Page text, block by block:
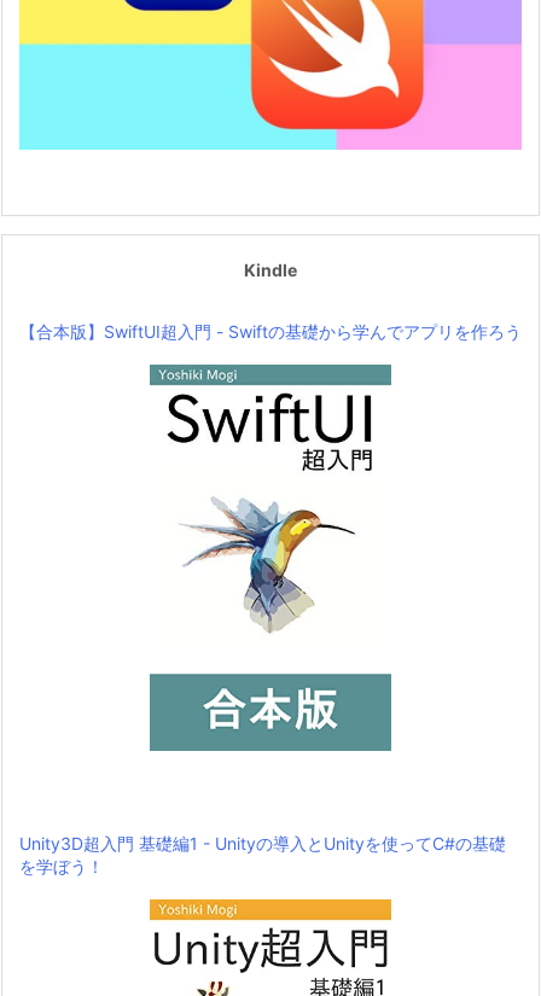
Kindle
【合本版】SwiftUI超入門 - Swiftの基礎から学んでアプリを作ろう
Unity3D超入門 基礎編1 - Unityの導入とUnityを使ってC#の基礎
を学ぼう！